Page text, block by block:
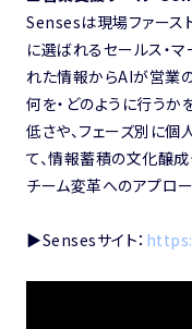
Sensesは現場ファース
に選ばれるセールス・マ
れた情報からAIが営業の
何を・どのように行う
低さや、フェーズ別に
て、情報蓄積の文化醸
チーム変革へのアプロ
▶︎Sensesサイト：